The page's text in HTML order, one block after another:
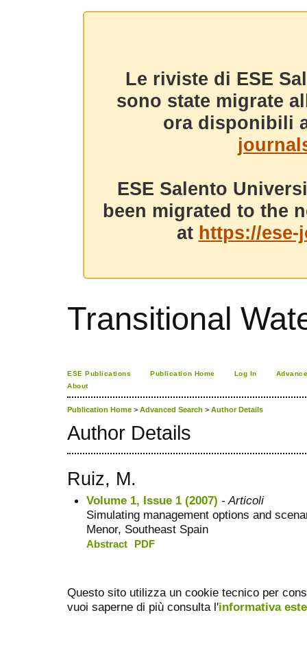
Le riviste di ESE
sono state migrate
ora disponibili
ESE Salento
been migrated to the
at https://
Transitional
ESE Publications Publication Home Log In
About
Publication Home > Advanced Search > Author Details
Author Details
Ruiz, M.
Volume 1, Issue 1 (2007) - Articoli
Simulating management options and
Menor, Southeast Spain
Abstract PDF
Questo sito utilizza un cookie tecnico per
vuoi saperne di più consulta l'informativa